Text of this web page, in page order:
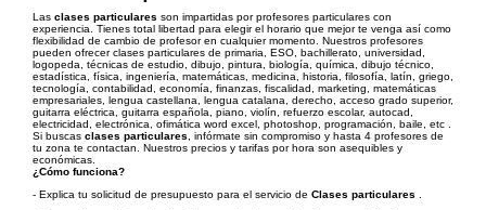
Las clases particulares son impartidas por profesores particulares con
experiencia. Tienes total libertad para elegir el horario que mejor te venga así como
flexibilidad de cambio de profesor en cualquier momento. Nuestros profesores
pueden ofrecer clases particulares de primaria, ESO, bachillerato, universidad,
logopeda, técnicas de estudio, dibujo, pintura, biología, química, dibujo técnico,
estadística, física, ingeniería, matemáticas, medicina, historia, filosofía, latín, griego,
tecnología, contabilidad, economía, finanzas, fiscalidad, marketing, matemáticas
empresariales, lengua castellana, lengua catalana, derecho, acceso grado superior,
guitarra eléctrica, guitarra española, piano, violín, refuerzo escolar, autocad,
electricidad, electrónica, ofimática word excel, photoshop, programación, baile, etc .
Si buscas clases particulares , infórmate sin compromiso y hasta 4 profesores de
tu zona te contactan. Nuestros precios y tarifas por hora son asequibles y
económicas.
¿Cómo funciona?
- Explica tu solicitud de presupuesto para el servicio de Clases particulares